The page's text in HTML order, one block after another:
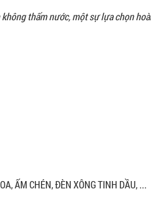
thấm nước, một sự lựa chọn
ẤM CHÉN, ĐÈN XÔNG TINH DẦU, ...